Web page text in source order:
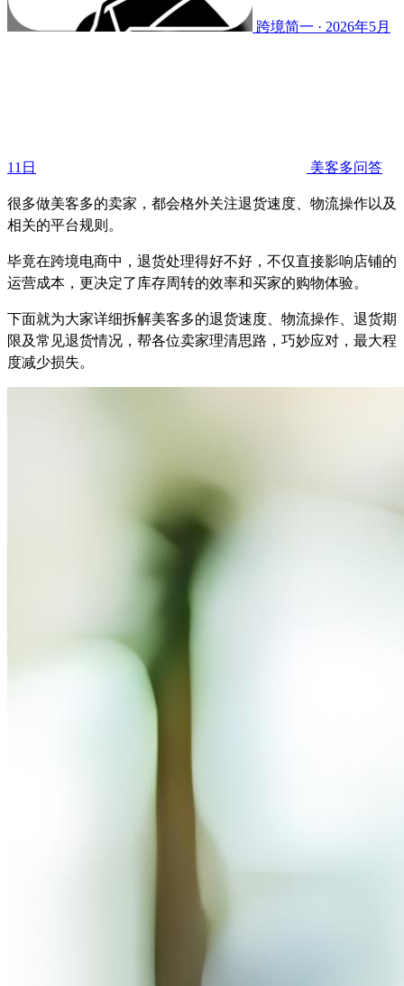
跨境简一 · 2026年5月
11日 美客多问答
很多做美客多的卖家，都会格外关注退货速度、物流操作以及
相关的平台规则。
毕竟在跨境电商中，退货处理得好不好，不仅直接影响店铺的
运营成本，更决定了库存周转的效率和买家的购物体验。
下面就为大家详细拆解美客多的退货速度、物流操作、退货期
限及常见退货情况，帮各位卖家理清思路，巧妙应对，最大程
度减少损失。